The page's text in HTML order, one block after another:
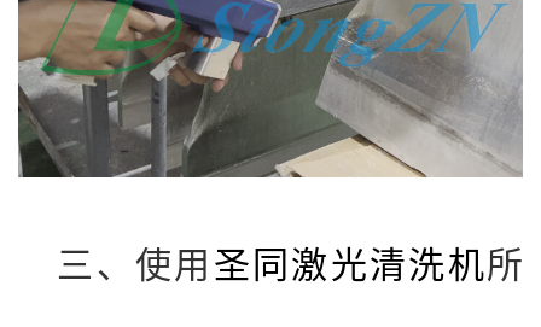
三、使用 圣同激光清洗机所